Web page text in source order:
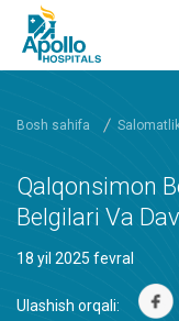
Bosh sahifa
Qalqonsimon
Belgilari Va
18 yil 2025 fevral
Ulashish orqali: